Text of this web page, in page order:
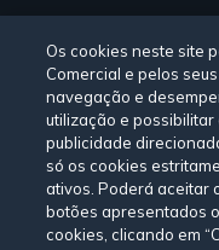
Livro
Consulte a nossa
Termos e
Os cookies neste site
Comercial e pelos
navegação e
utilização e
publicidade
só os cookies
ativos. Poderá aceitar
botões apresentados
cookies, clicando em